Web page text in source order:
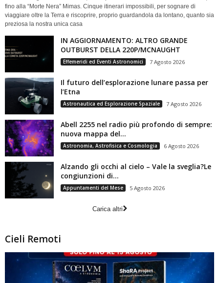
fino alla “Morte Nera” Mimas. Cinque itinerari impossibili, per sognare di
viaggiare oltre la Terra e riscoprire, proprio guardandola da lontano, quanto sia
preziosa la nostra unica casa
IN AGGIORNAMENTO: ALTRO GRANDE
OUTBURST DELLA 220P/MCNAUGHT
Effemeridi ed Eventi Astronomici 7 Agosto 2026
Il futuro dell’esplorazione lunare passa per
l’Etna
Astronautica ed Esplorazione Spaziale 7 Agosto 2026
Abell 2255 nel radio più profondo di sempre:
nuova mappa del...
Astronomia, Astrofisica e Cosmologia 6 Agosto 2026
Alzando gli occhi al cielo – Vale la sveglia?Le
congiunzioni di...
Appuntamenti del Mese 5 Agosto 2026
Carica altri
Cieli Remoti